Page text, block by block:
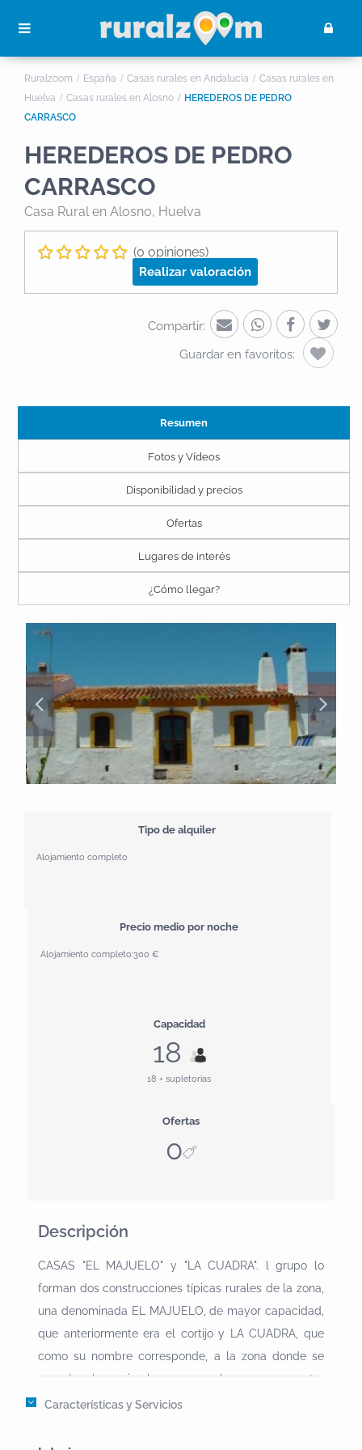
Ruralzoom España Casas rurales en Andalucía
Casas rurales en
Huelva
Casas rurales en Alosno
HEREDEROS DE PEDRO
CARRASCO
HEREDEROS DE PEDRO
CARRASCO
Casa Ruralen Alosno, Huelva
(0 opiniones)
Realizar valoración
Compartir:
Guardar en favoritos:
Resumen
Fotos y Vídeos
Disponibilidad y precios
Ofertas
Lugares de interés
¿Cómo llegar?
Tipo de alquiler
Alojamiento completo
Precio medio por noche
Alojamiento completo:300 €
Capacidad
18
18 + supletorias
Ofertas
0
Descripción
CASAS "EL MAJUELO" y "LA CUADRA". l grupo lo
forman dos construcciones típicas rurales de la zona,
una denominada EL MAJUELO, de mayor capacidad,
que anteriormente era el cortijo y LA CUADRA, que
como su nombre corresponde, a la zona donde se
recogían los animales y que ahora se encuentra
transformada en una pequeña casa de campo con
albergar hasta 10 Personas.EL MAJUELO , con una
Características y Servicios